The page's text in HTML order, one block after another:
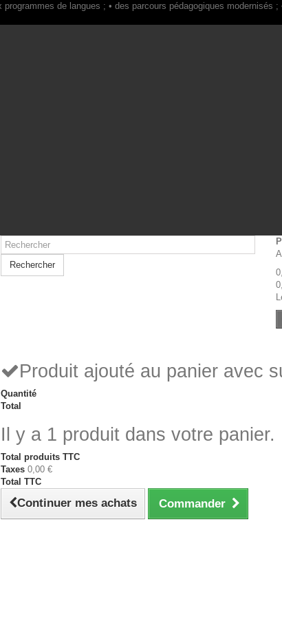
Rechercher
Produit ajouté au panier avec
Quantité
Total
Il y a 1 produit dans votre panier.
Total produits TTC
Taxes 0,00 €
Total TTC
Continuer mes achats Commander